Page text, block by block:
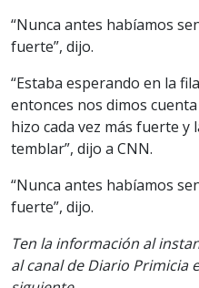
“Nunca antes habíamos
fuerte”, dijo.
“Estaba esperando en la
entonces nos dimos
hizo cada vez más fuerte y
temblar”, dijo a CNN.
“Nunca antes habíamos
fuerte”, dijo.
Ten la información al
al canal de Diario Primicia